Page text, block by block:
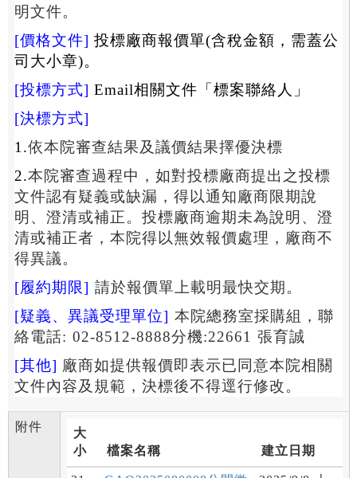
明文件。
[價格文件] 投標廠商報價單(含稅金額，需蓋公
司大小章)。
[投標方式] Email相關文件「 標案聯絡人 」
[決標方式]
1.依本院審查結果及議價結果擇優決標
2.本院審查過程中，如對投標廠商提出之投標
文件認有疑義或缺漏，得以通知廠商限期說
明、澄清或補正。投標廠商逾期未為說明、澄
清或補正者，本院得以無效報價處理，廠商不
得異議。
[履約期限] 請於報價單上載明最快交期。
[疑義、異議受理單位] 本院總務室採購組，聯
絡電話: 02-8512-8888分機:22661 張育誠
[其他] 廠商如提供報價即表示已同意本院相關
文件內容及規範，決標後不得逕行修改。
附件
大
小
檔案名稱 建立日期